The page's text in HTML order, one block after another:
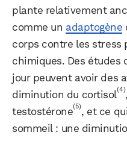
plante relativement
comme un adaptogène
corps contre les stress
chimiques. Des études
jour peuvent avoir des
diminution du cortisol(4)
testostérone(5), et ce
sommeil : une